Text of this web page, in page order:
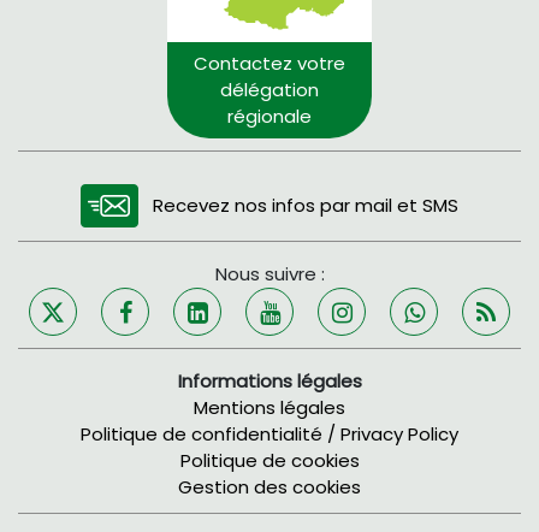
Contactez votre
délégation
régionale
Recevez nos infos par mail et SMS
Nous suivre :
Informations légales
Mentions légales
Politique de confidentialité / Privacy Policy
Politique de cookies
Gestion des cookies